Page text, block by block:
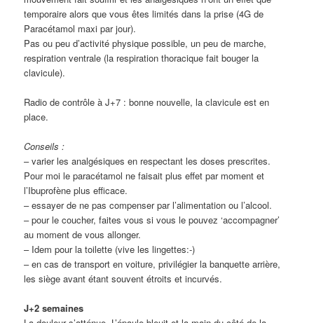
temporaire alors que vous êtes limités dans la prise (4G de
Paracétamol maxi par jour).
Pas ou peu d’activité physique possible, un peu de marche,
respiration ventrale (la respiration thoracique fait bouger la
clavicule).
Radio de contrôle à J+7 : bonne nouvelle, la clavicule est en
place.
Conseils :
– varier les analgésiques en respectant les doses prescrites.
Pour moi le paracétamol ne faisait plus effet par moment et
l’Ibuprofène plus efficace.
– essayer de ne pas compenser par l’alimentation ou l’alcool.
– pour le coucher, faites vous si vous le pouvez ‘accompagner’
au moment de vous allonger.
– Idem pour la toilette (vive les lingettes:-)
– en cas de transport en voiture, privilégier la banquette arrière,
les siège avant étant souvent étroits et incurvés.
J+2 semaines